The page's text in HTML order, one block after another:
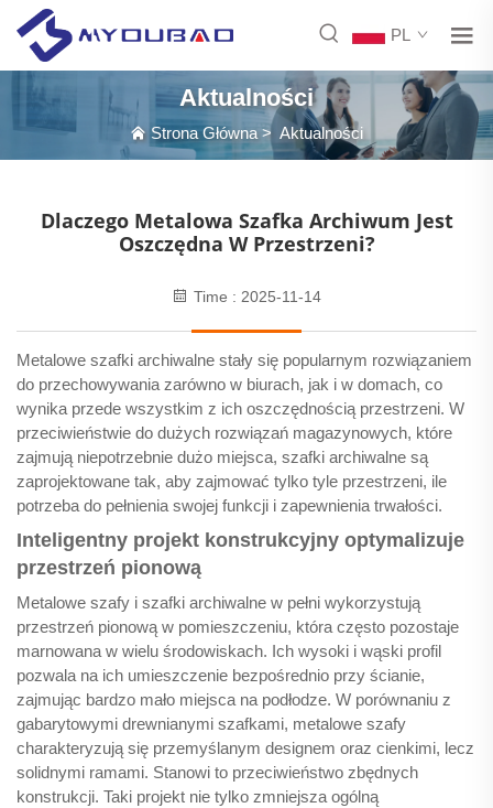
PL
Aktualności
Strona Główna> Aktualności
Dlaczego Metalowa Szafka Archiwum Jest
Oszczędna W Przestrzeni?
Time : 2025-11-14
Metalowe szafki archiwalne stały się popularnym rozwiązaniem
do przechowywania zarówno w biurach, jak i w domach, co
wynika przede wszystkim z ich oszczędnością przestrzeni. W
przeciwieństwie do dużych rozwiązań magazynowych, które
zajmują niepotrzebnie dużo miejsca, szafki archiwalne są
zaprojektowane tak, aby zajmować tylko tyle przestrzeni, ile
potrzeba do pełnienia swojej funkcji i zapewnienia trwałości.
Inteligentny projekt konstrukcyjny optymalizuje
przestrzeń pionową
Metalowe szafy i szafki archiwalne w pełni wykorzystują
przestrzeń pionową w pomieszczeniu, która często pozostaje
marnowana w wielu środowiskach. Ich wysoki i wąski profil
pozwala na ich umieszczenie bezpośrednio przy ścianie,
zajmując bardzo mało miejsca na podłodze. W porównaniu z
gabarytowymi drewnianymi szafkami, metalowe szafy
charakteryzują się przemyślanym designem oraz cienkimi, lecz
solidnymi ramami. Stanowi to przeciwieństwo zbędnych
konstrukcji. Taki projekt nie tylko zmniejsza ogólną